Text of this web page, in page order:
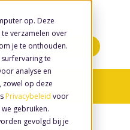
op. Deze
verzamelen over
je te onthouden.
te
analyse en
zowel op deze
Privacybeleid voor
gebruiken.
gevolgd bij je
Minidemo's